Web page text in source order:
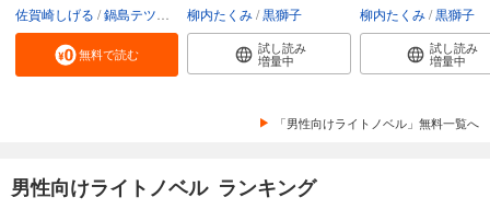
佐賀崎しげる 鍋島テツヒロ
無料で読む
柳内たくみ 黒獅子
試し読み
増量中
柳内たくみ 黒獅子
試し読み
増量中
「男性向けライトノベル」無料一覧へ
男性向けライトノベル ランキング